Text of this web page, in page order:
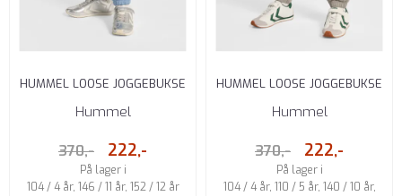
HUMMEL LOOSE JOGGEBUKSE
BARN DENIMBLÅ
Hummel
370,- 222,-
På lager i
104 / 4 år, 146 / 11 år, 152 / 12 år
HUMMEL LOOSE JOGGEBUKSE
BARN ROCK RIDGE
Hummel
370,- 222,-
På lager i
104 / 4 år, 110 / 5 år, 140 / 10 år,